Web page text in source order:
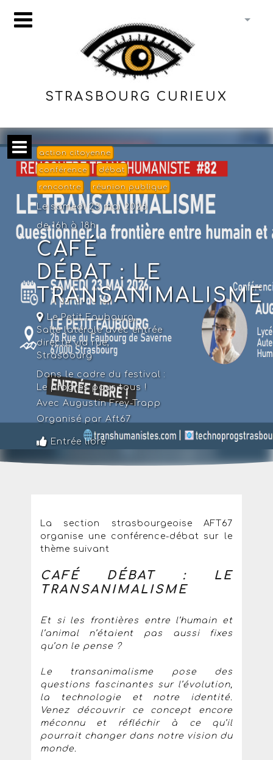
STRASBOURG CURIEUX
action citoyenne
conférence débat
rencontre réunion publique
Le samedi 23 mai 2026
de 16h à 18h
CAFÉ
DÉBAT : LE
TRANSANIMALISME
Le Petit Faubourg,
Salle latérale avec entrée
directe via rue,
Strasbourg
Dans le cadre du festival :
Le progrès pour tous !
Avec Augustin Frey-Trapp
Organisé par Aft67
Entrée libre
La section strasbourgeoise AFT67
organise une conférence-débat sur le
thème suivant
CAFÉ DÉBAT : LE
TRANSANIMALISME
Et si les frontières entre l’humain et
l’animal n’étaient pas aussi fixes
qu’on le pense ?
Le transanimalisme pose des
questions fascinantes sur l’évolution,
la technologie et notre identité.
Venez découvrir ce concept encore
méconnu et réfléchir à ce qu’il
pourrait changer dans notre vision du
monde.